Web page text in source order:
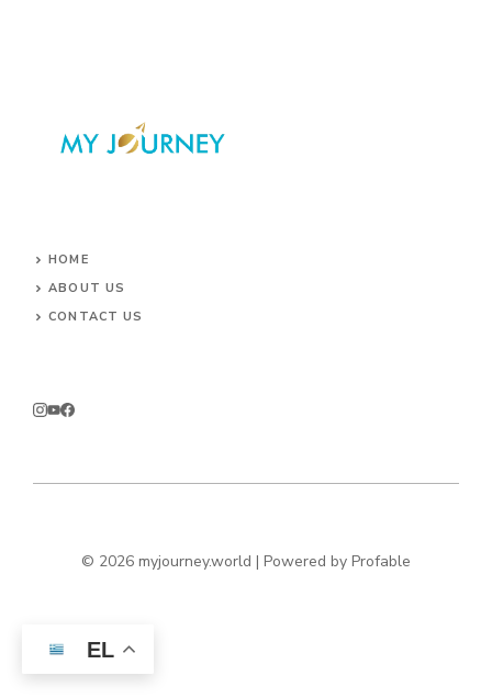
HOME
ABOUT US
CONTACT US
© 2026 myjourney.world | Powered by Profable
EL